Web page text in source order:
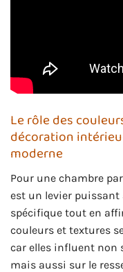
Le rôle des
décoration
moderne
Pour une chambre
est un levier puissant
spécifique tout en
couleurs et textures
car elles influent non
mais aussi sur le